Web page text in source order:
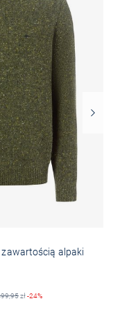
zawartością alpaki
zł-24%